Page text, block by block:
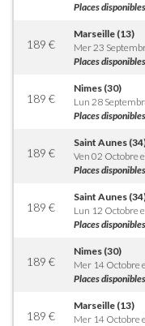
Places disponibles
189 €
Marseille (13)
Mer 23
Places disponibles
189 €
Nimes (30)
Lun 28
Places disponibles
189 €
Saint Aunes
Ven 02 Octobre
Places disponibles
189 €
Saint Aunes
Lun 12 Octobre
Places disponibles
189 €
Nimes (30)
Mer 14 Octobre
Places disponibles
189 €
Marseille (13)
Mer 14 Octobre